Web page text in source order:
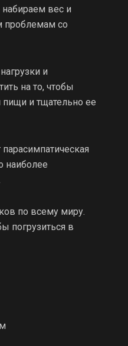
вес и
проблемам со
и
на то, чтобы
и тщательно ее
наиболее
по всему миру.
погрузиться в